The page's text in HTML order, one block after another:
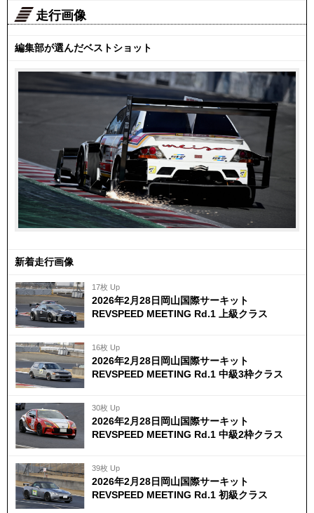
走行画像
編集部が選んだベストショット
新着走行画像
17枚 Up
2026年2月28日岡山国際サーキット
REVSPEED MEETING Rd.1 上級クラス
16枚 Up
2026年2月28日岡山国際サーキット
REVSPEED MEETING Rd.1 中級3枠クラス
30枚 Up
2026年2月28日岡山国際サーキット
REVSPEED MEETING Rd.1 中級2枠クラス
39枚 Up
2026年2月28日岡山国際サーキット
REVSPEED MEETING Rd.1 初級クラス